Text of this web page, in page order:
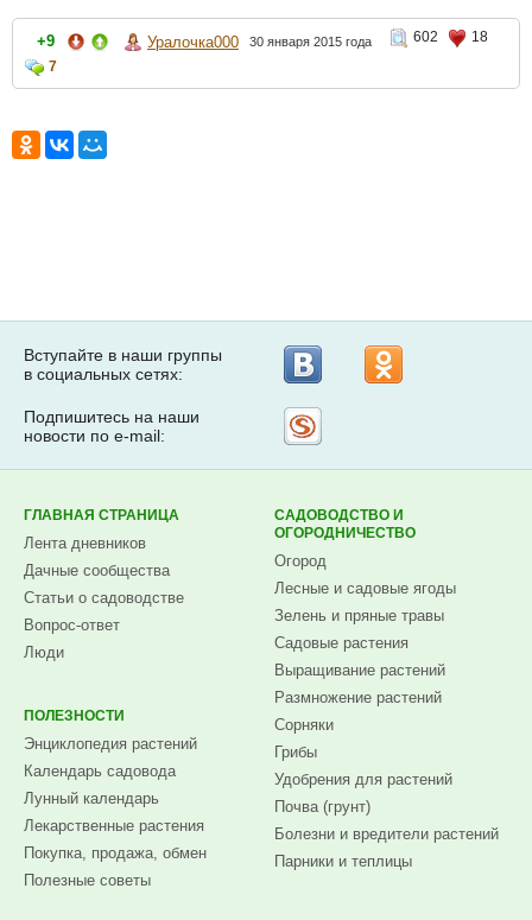
+9 Уралочка000 30 января 2015 года 602
18
7
Вступайте в наши группы
в социальных сетях:
Подпишитесь на наши
новости по e-mail:
ГЛАВНАЯ СТРАНИЦА
Лента дневников
Дачные сообщества
Статьи о садоводстве
Вопрос-ответ
Люди
ПОЛЕЗНОСТИ
Энциклопедия растений
Календарь садовода
Лунный календарь
Лекарственные растения
Покупка, продажа, обмен
Полезные советы
САДОВОДСТВО И
ОГОРОДНИЧЕСТВО
Огород
Лесные и садовые ягоды
Зелень и пряные травы
Садовые растения
Выращивание растений
Размножение растений
Сорняки
Грибы
Удобрения для растений
Почва (грунт)
Болезни и вредители растений
Парники и теплицы